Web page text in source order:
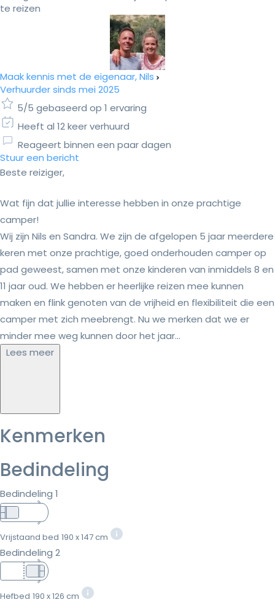
te reizen
Maak kennis met de eigenaar, Nils
Verhuurder sinds mei 2025
5/5 gebaseerd op 1 ervaring
Heeft al 12 keer verhuurd
Reageert binnen een paar dagen
Stuur een bericht
Beste reiziger,
Wat fijn dat jullie interesse hebben in onze prachtige
camper!
Wij zijn Nils en Sandra. We zijn de afgelopen 5 jaar meerdere
keren met onze prachtige, goed onderhouden camper op
pad geweest, samen met onze kinderen van inmiddels 8 en
11 jaar oud. We hebben er heerlijke reizen mee kunnen
maken en flink genoten van de vrijheid en flexibiliteit die een
camper met zich meebrengt. Nu we merken dat we er
minder mee weg kunnen door het jaar...
Lees meer
Kenmerken
Bedindeling
Bedindeling 1
Vrijstaand bed 190 x 147 cm
Bedindeling 2
Hefbed 190 x 126 cm